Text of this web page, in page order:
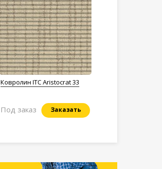
Ковролин ITC Aristocrat 33
Заказать
Под заказ